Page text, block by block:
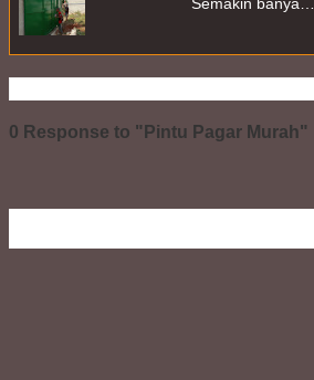
Semakin banya…
0 Response to "Pintu Pagar Murah"